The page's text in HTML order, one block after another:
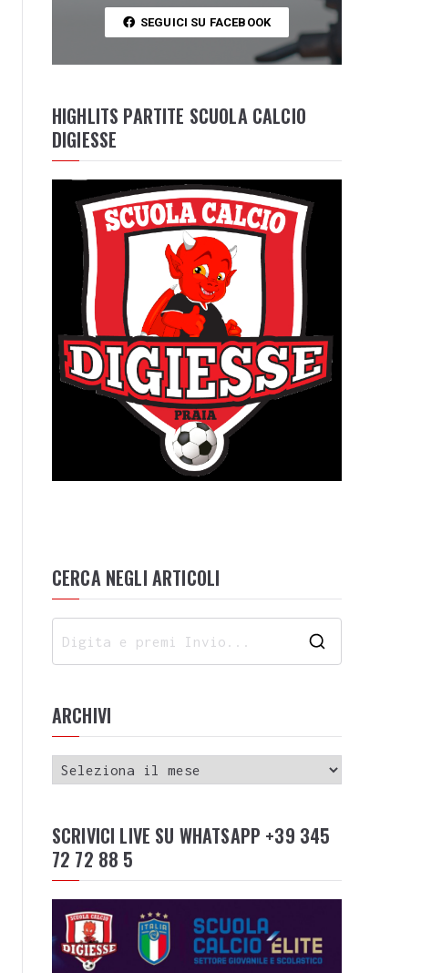
SEGUICI SU FACEBOOK
HIGHLITS PARTITE SCUOLA CALCIO
DIGIESSE
CERCA NEGLI ARTICOLI
ARCHIVI
SCRIVICI LIVE SU WHATSAPP +39 345
72 72 88 5